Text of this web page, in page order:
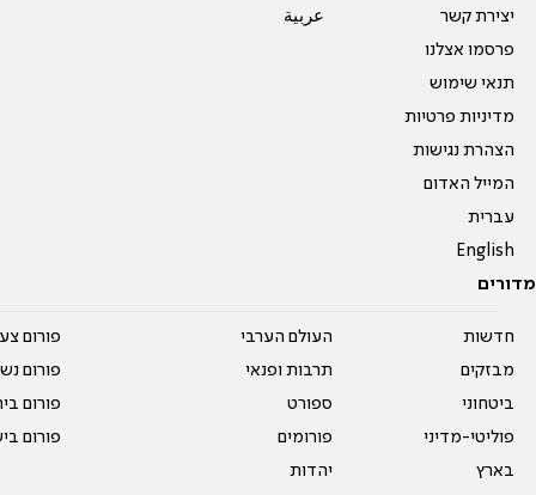
יצירת קשר
פרסמו אצלנו
תנאי שימוש
מדיניות פרטיות
הצהרת נגישות
המייל האדום
עברית
English
عربية
מדורים
חדשות
מבזקים
ביטחוני
פוליטי-מדיני
בארץ
העולם הערבי
תרבות ופנאי
ספורט
פורומים
יהדות
פורום
פורום
פורום
פורום